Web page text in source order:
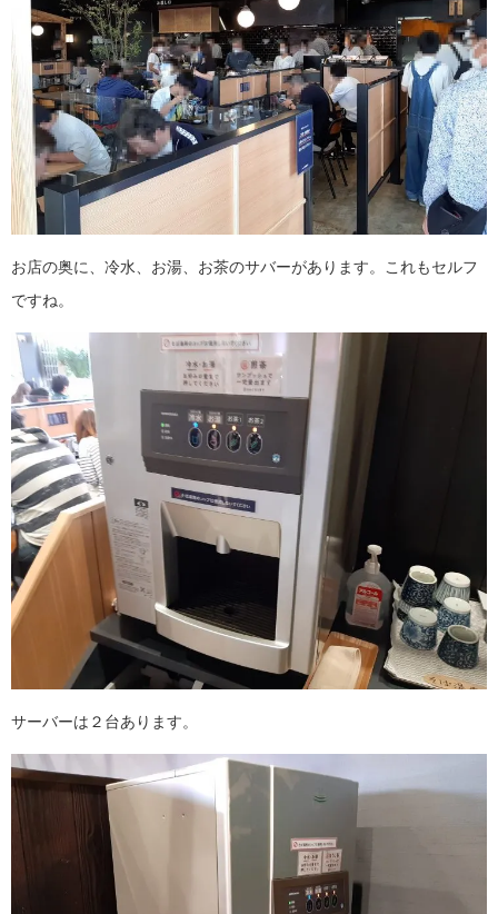
お店の奥に、冷水、お湯、お茶のサバーがあります。これもセルフ
ですね。
サーバーは２台あります。